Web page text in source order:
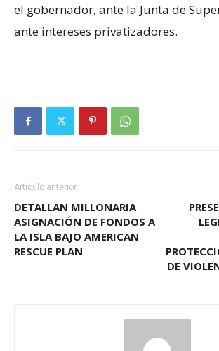
el gobernador, ante la Junta de
ante intereses privatizadores.
Artículo anterior
DETALLAN MILLONARIA
ASIGNACIÓN DE FONDOS A
LA ISLA BAJO AMERICAN
RESCUE PLAN
DE